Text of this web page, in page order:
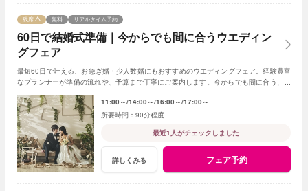
60日で結婚式準備｜今からでも間に合うウエディン
グフェア
残席 無料 リアルタイム予約
最短60日で叶える、お急ぎ婚・少人数婚にもおすすめのウエディングフェア。経験豊富
なプランナーが準備の流れや、予算まで丁寧にご案内します。今からでも間に合う、安
11:00～ 14:00～ 16:00～ 17:00～
90分程度
最近1人がチェックしました
詳しくみる フェア予約